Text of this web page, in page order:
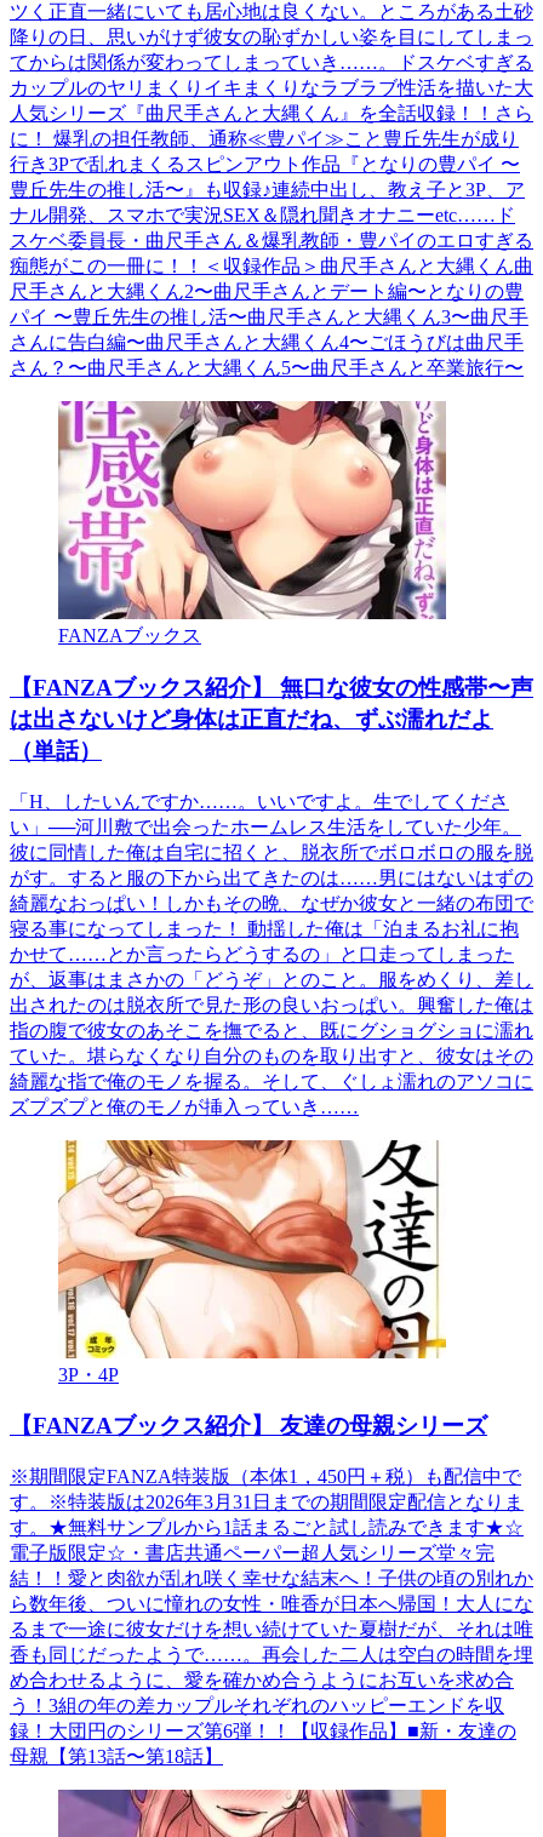
ツく正直一緒にいても居心地は良くない。ところがある土砂
降りの日、思いがけず彼女の恥ずかしい姿を目にしてしまっ
てからは関係が変わってしまっていき……。ドスケベすぎる
カップルのヤリまくりイキまくりなラブラブ性活を描いた大
人気シリーズ『曲尺手さんと大縄くん』を全話収録！！さら
に！ 爆乳の担任教師、通称≪豊パイ≫こと豊丘先生が成り
行き3Pで乱れまくるスピンアウト作品『となりの豊パイ 〜
豊丘先生の推し活〜』も収録♪連続中出し、教え子と3P、ア
ナル開発、スマホで実況SEX＆隠れ聞きオナニーetc……ド
スケベ委員長・曲尺手さん＆爆乳教師・豊パイのエロすぎる
痴態がこの一冊に！！＜収録作品＞曲尺手さんと大縄くん曲
尺手さんと大縄くん2〜曲尺手さんとデート編〜となりの豊
パイ 〜豊丘先生の推し活〜曲尺手さんと大縄くん3〜曲尺手
さんに告白編〜曲尺手さんと大縄くん4〜ごほうびは曲尺手
さん？〜曲尺手さんと大縄くん5〜曲尺手さんと卒業旅行〜
FANZAブックス
【FANZAブックス紹介】 無口な彼女の性感帯〜声
は出さないけど身体は正直だね、ずぶ濡れだよ
（単話）
「H、したいんですか……。いいですよ。生でしてくださ
い」──河川敷で出会ったホームレス生活をしていた少年。
彼に同情した俺は自宅に招くと、脱衣所でボロボロの服を脱
がす。すると服の下から出てきたのは……男にはないはずの
綺麗なおっぱい！しかもその晩、なぜか彼女と一緒の布団で
寝る事になってしまった！ 動揺した俺は「泊まるお礼に抱
かせて……とか言ったらどうするの」と口走ってしまった
が、返事はまさかの「どうぞ」とのこと。服をめくり、差し
出されたのは脱衣所で見た形の良いおっぱい。興奮した俺は
指の腹で彼女のあそこを撫でると、既にグショグショに濡れ
ていた。堪らなくなり自分のものを取り出すと、彼女はその
綺麗な指で俺のモノを握る。そして、ぐしょ濡れのアソコに
ズプズプと俺のモノが挿入っていき……
3P・4P
【FANZAブックス紹介】 友達の母親シリーズ
※期間限定FANZA特装版（本体1，450円＋税）も配信中で
す。※特装版は2026年3月31日までの期間限定配信となりま
す。★無料サンプルから1話まるごと試し読みできます★☆
電子版限定☆・書店共通ペーパー超人気シリーズ堂々完
結！！愛と肉欲が乱れ咲く幸せな結末へ！子供の頃の別れか
ら数年後、ついに憧れの女性・唯香が日本へ帰国！大人にな
るまで一途に彼女だけを想い続けていた夏樹だが、それは唯
香も同じだったようで……。再会した二人は空白の時間を埋
め合わせるように、愛を確かめ合うようにお互いを求め合
う！3組の年の差カップルそれぞれのハッピーエンドを収
録！大団円のシリーズ第6弾！！【収録作品】■新・友達の
母親【第13話〜第18話】